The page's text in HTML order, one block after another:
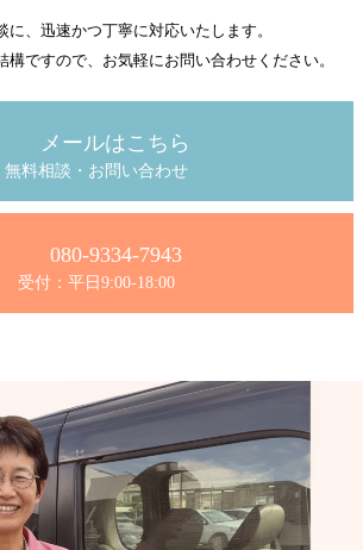
に、迅速かつ丁寧に対応いたします。
構ですので、お気軽にお問い合わせください。
メールはこちら
無料相談・お問い合わせ
080-9334-7943
受付：平日9:00-18:00